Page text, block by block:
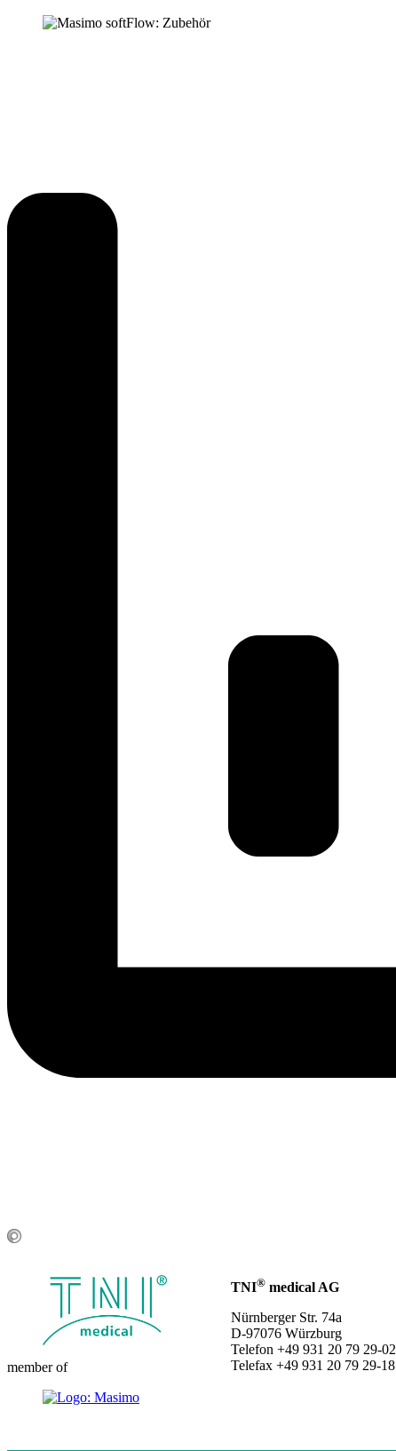
member of
TNI® medical AG
Nürnberger Str. 74a
D-97076 Würzburg
Telefon +49 931 20 79 29-02
Telefax +49 931 20 79 29-18